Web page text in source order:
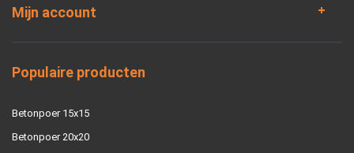
Mijn account
Populaire producten
Betonpoer 15x15
Betonpoer 20x20